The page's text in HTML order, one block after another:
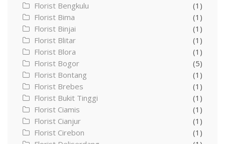
Florist Bengkulu
(1)
Florist Bima
(1)
Florist Binjai
(1)
Florist Blitar
(1)
Florist Blora
(1)
Florist Bogor
(5)
Florist Bontang
(1)
Florist Brebes
(1)
Florist Bukit Tinggi
(1)
Florist Ciamis
(1)
Florist Cianjur
(1)
Florist Cirebon
(1)